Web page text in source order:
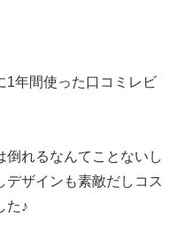
1年間使った口コミレビ
倒れるなんてことないし
デザインも素敵だしコス
た♪